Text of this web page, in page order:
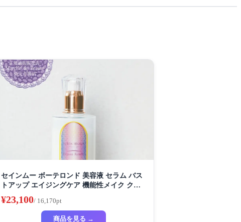
セインムー ボーテロンド 美容液 セラム バス
トアップ エイジングケア 機能性メイク クリ
ルテケア ハリ
¥23,100/ 16,170pt
商品を見る →